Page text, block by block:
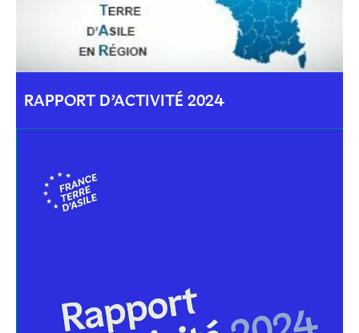
RAPPORT D’ACTIVITÉ 2024